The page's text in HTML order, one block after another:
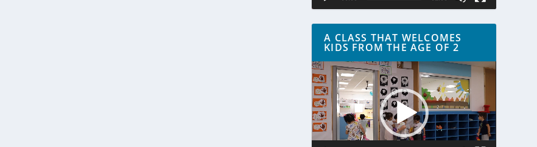
A CLASS THAT WELCOMES
KIDS FROM THE AGE OF 2
Lecteur
vidéo